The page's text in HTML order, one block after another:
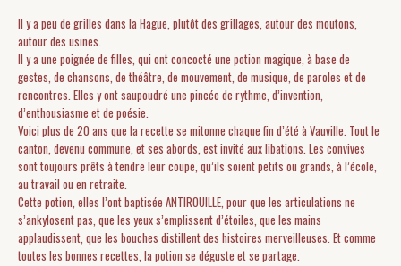
Il y a peu de grilles dans la Hague, plutôt des grillages, autour des moutons,
autour des usines.
Il y a une poignée de filles, qui ont concocté une potion magique, à base de
gestes, de chansons, de théâtre, de mouvement, de musique, de paroles et de
rencontres. Elles y ont saupoudré une pincée de rythme, d’invention,
d’enthousiasme et de poésie.
Voici plus de 20 ans que la recette se mitonne chaque fin d’été à Vauville. Tout le
canton, devenu commune, et ses abords, est invité aux libations. Les convives
sont toujours prêts à tendre leur coupe, qu’ils soient petits ou grands, à l’école,
au travail ou en retraite.
Cette potion, elles l’ont baptisée ANTIROUILLE, pour que les articulations ne
s’ankylosent pas, que les yeux s’emplissent d’étoiles, que les mains
applaudissent, que les bouches distillent des histoires merveilleuses. Et comme
toutes les bonnes recettes, la potion se déguste et se partage.